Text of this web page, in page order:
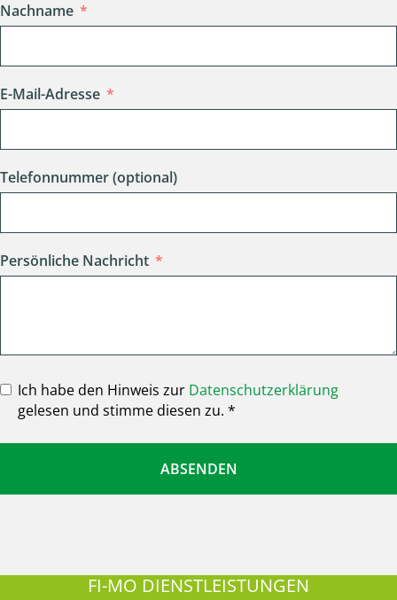
Nachname
E-Mail-Adresse
Telefonnummer (optional)
Persönliche Nachricht
Ich habe den Hinweis zur Datenschutzerklärung
gelesen und stimme diesen zu. *
ABSENDEN
FI-MO DIENSTLEISTUNGEN